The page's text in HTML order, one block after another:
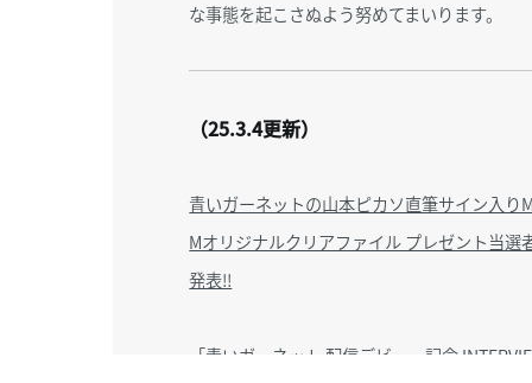
な事態を起こさぬよう努めてまいります。
（25.3.4更新）
青いガーネットの山本ピカソ直筆サイン入り
Mオリジナルクリアファイル プレゼント当選
発表!!
「青いガーネット 配信デビュー記念 INTERVIE